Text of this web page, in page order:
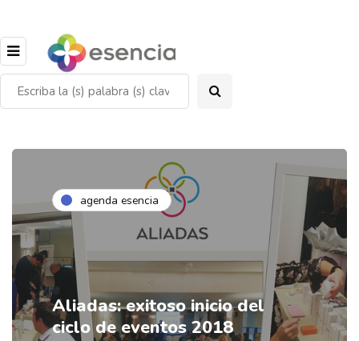
agenda esencia
Aliadas: exitoso inicio del
ciclo de eventos 2018